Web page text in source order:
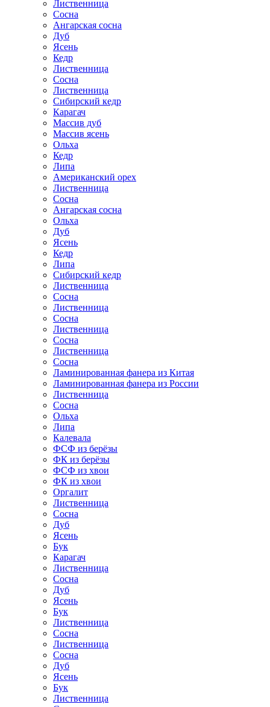
Лиственница
Сосна
Ангарская сосна
Дуб
Ясень
Кедр
Лиственница
Сосна
Лиственница
Сибирский кедр
Карагач
Массив дуб
Массив ясень
Ольха
Кедр
Липа
Американский орех
Лиственница
Сосна
Ангарская сосна
Ольха
Дуб
Ясень
Кедр
Липа
Сибирский кедр
Лиственница
Сосна
Лиственница
Сосна
Лиственница
Сосна
Лиственница
Сосна
Ламинированная фанера из Китая
Ламинированная фанера из России
Лиственница
Сосна
Ольха
Липа
Калевала
ФСФ из берёзы
ФК из берёзы
ФСФ из хвои
ФК из хвои
Оргалит
Лиственница
Сосна
Дуб
Ясень
Бук
Карагач
Лиственница
Сосна
Дуб
Ясень
Бук
Лиственница
Сосна
Лиственница
Сосна
Дуб
Ясень
Бук
Лиственница